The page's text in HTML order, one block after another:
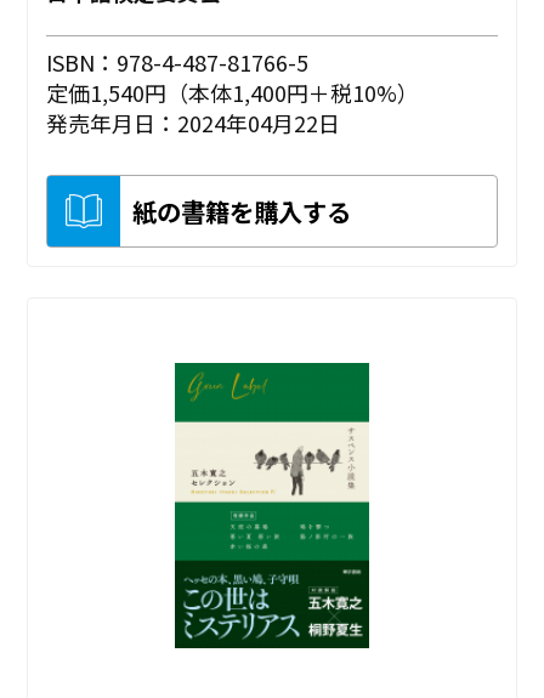
ISBN：978-4-487-81766-5
定価1,540円（本体1,400円＋税10%）
発売年月日：2024年04月22日
紙の書籍を購入する